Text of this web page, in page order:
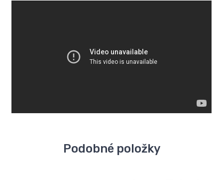
Podobné položky